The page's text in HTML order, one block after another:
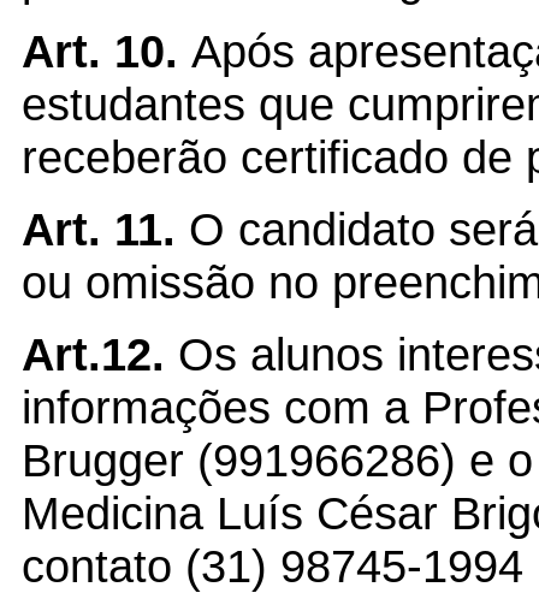
Art. 10. Após
estudantes que
receberão certificado de
Art. 11. O candidato
ou omissão no
Art.12. Os alunos
informações com a
Brugger (991966286) e
Medicina Luís César
contato (31) 98745-1994